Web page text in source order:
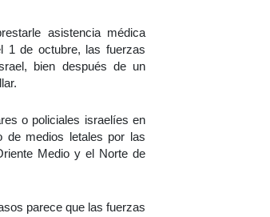
asistencia médica
1 de octubre, las fuerzas
bien después de un
o policiales israelíes en
de medios letales por las
Medio y el Norte de
parece que las fuerzas